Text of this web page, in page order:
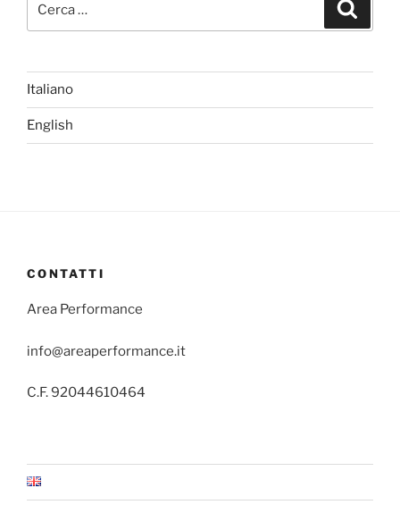
Italiano
English
CONTATTI
Area Performance
info@areaperformance.it
C.F. 92044610464